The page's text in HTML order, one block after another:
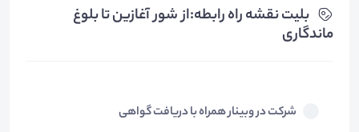
بلیت‌ نقشه راه رابطه:از شور آغازین تا بلوغ
ماندگاری
شرکت در وبینار همراه با دریافت گواهی